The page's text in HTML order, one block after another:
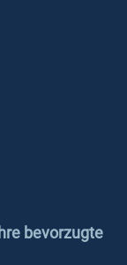
bevorzugte